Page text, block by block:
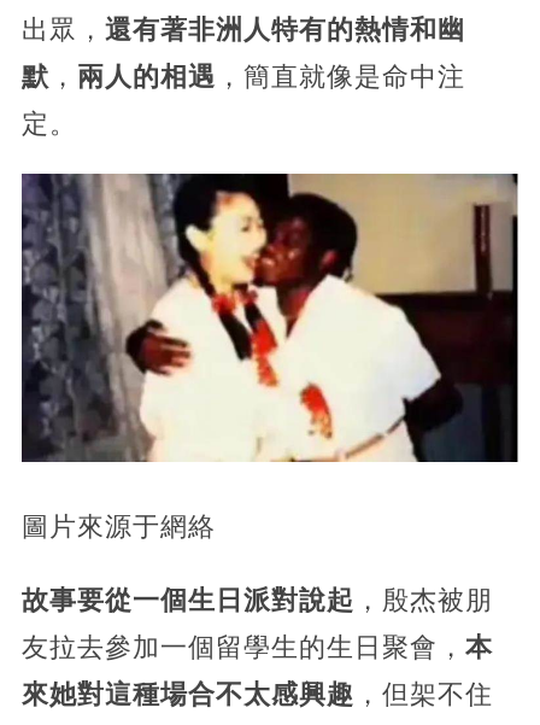
出眾， 還有著非洲人特有的熱情和幽
默 ， 兩人的相遇 ，簡直就像是命中注
定。
圖片來源于網絡
故事要從一個生日派對說起 ，殷杰被朋
友拉去參加一個留學生的生日聚會， 本
來她對這種場合不太感興趣 ，但架不住